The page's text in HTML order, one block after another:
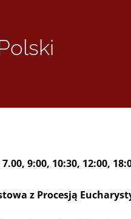
9:00, 10:30, 12:00,
z Procesją